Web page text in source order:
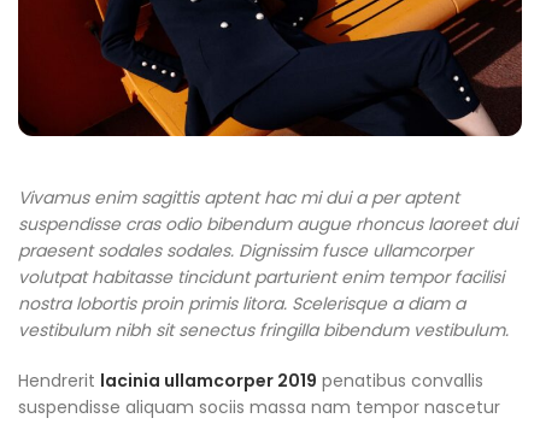
Vivamus enim sagittis aptent hac mi dui a per aptent
suspendisse cras odio bibendum augue rhoncus laoreet dui
praesent sodales sodales. Dignissim fusce ullamcorper
volutpat habitasse tincidunt parturient enim tempor facilisi
nostra lobortis proin primis litora. Scelerisque a diam a
vestibulum nibh sit senectus fringilla bibendum vestibulum.
Hendrerit lacinia ullamcorper 2019 penatibus convallis
suspendisse aliquam sociis massa nam tempor nascetur